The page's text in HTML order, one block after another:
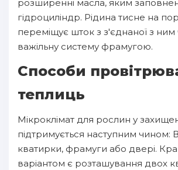
розширенні масла, яким
гідроциліндр. Рідина тисне на
переміщує шток з з'єднаної з ним
важільну систему фрамугою.
Способи
теплиць
Мікроклімат для рослин у
підтримується наступним чином:
кватирки, фрамуги або двері.
варіантом є розташування двох